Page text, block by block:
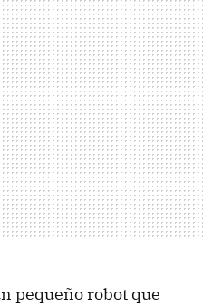
pequeño robot que